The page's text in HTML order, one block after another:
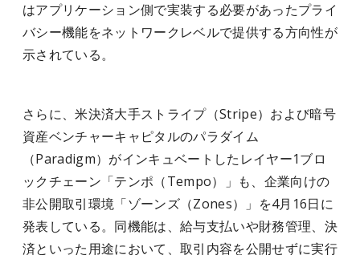
はアプリケーション側で実装する必要があったプライ
バシー機能をネットワークレベルで提供する方向性が
示されている。
さらに、米決済大手ストライプ（Stripe）および暗号
資産ベンチャーキャピタルのパラダイム
（Paradigm）がインキュベートしたレイヤー1ブロ
ックチェーン「テンポ（Tempo）」も、企業向けの
非公開取引環境「ゾーンズ（Zones）」を4月16日に
発表している。同機能は、給与支払いや財務管理、決
済といった用途において、取引内容を公開せずに実行